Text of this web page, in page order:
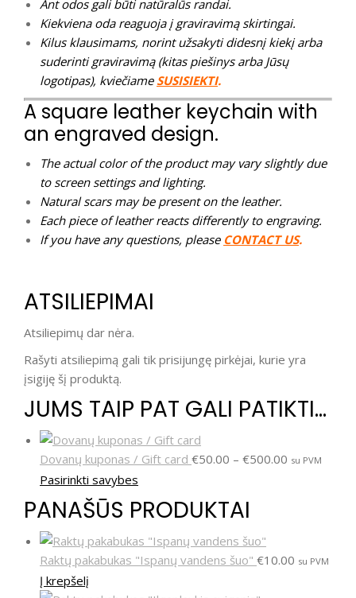
Ant odos gali būti natūralūs randai.
Kiekviena oda reaguoja į graviravimą skirtingai.
Kilus klausimams, norint užsakyti didesnį kiekį arba
suderinti graviravimą (kitas piešinys arba Jūsų
logotipas), kviečiame SUSISIEKTI.
A square leather keychain with
an engraved design.
The actual color of the product may vary slightly due
to screen settings and lighting.
Natural scars may be present on the leather.
Each piece of leather reacts differently to engraving.
If you have any questions, please CONTACT US.
ATSILIEPIMAI
Atsiliepimų dar nėra.
Rašyti atsiliepimą gali tik prisijungę pirkėjai, kurie yra
įsigiję šį produktą.
JUMS TAIP PAT GALI PATIKTI…
Dovanų kuponas / Gift card €50.00 – €500.00 su PVM
Pasirinkti savybes
PANAŠŪS PRODUKTAI
Raktų pakabukas "Ispanų vandens šuo" €10.00 su PVM
Į krepšelį